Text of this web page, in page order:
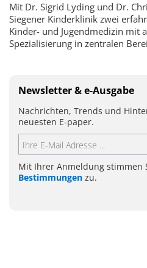
Mit Dr. Sigrid Lyding und Dr.
Siegener Kinderklinik zwei
Kinder- und Jugendmedizin mit
Spezialisierung in zentralen
Newsletter & e-Ausgabe
Nachrichten, Trends und
neuesten E-paper.
Mit Ihrer Anmeldung stimmen
Bestimmungen zu.